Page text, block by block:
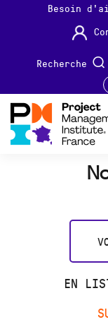
Besoin
Recherche
EN